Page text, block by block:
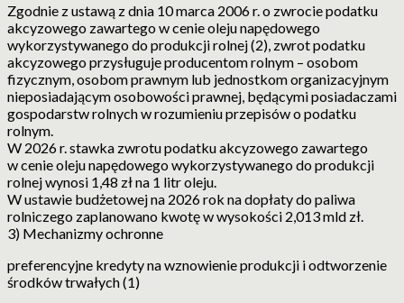
Zgodnie z ustawą z dnia 10 marca 2006 r. o zwrocie podatku
akcyzowego zawartego w cenie oleju napędowego
wykorzystywanego do produkcji rolnej (2), zwrot podatku
akcyzowego przysługuje producentom rolnym – osobom
fizycznym, osobom prawnym lub jednostkom organizacyjnym
nieposiadającym osobowości prawnej, będącymi posiadaczami
gospodarstw rolnych w rozumieniu przepisów o podatku
rolnym.
W 2026 r. stawka zwrotu podatku akcyzowego zawartego
w cenie oleju napędowego wykorzystywanego do produkcji
rolnej wynosi 1,48 zł na 1 litr oleju.
W ustawie budżetowej na 2026 rok na dopłaty do paliwa
rolniczego zaplanowano kwotę w wysokości 2,013 mld zł.
3) Mechanizmy ochronne
preferencyjne kredyty na wznowienie produkcji i odtworzenie
środków trwałych (1)